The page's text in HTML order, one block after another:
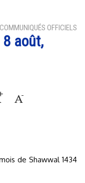
COMMUNIQUÉS OFFICIELS
août,